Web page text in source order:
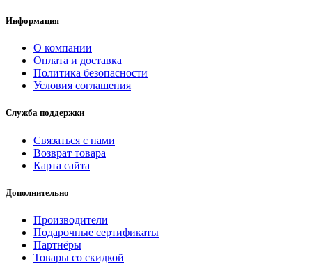
Информация
О компании
Оплата и доставка
Политика безопасности
Условия соглашения
Служба поддержки
Связаться с нами
Возврат товара
Карта сайта
Дополнительно
Производители
Подарочные сертификаты
Партнёры
Товары со скидкой